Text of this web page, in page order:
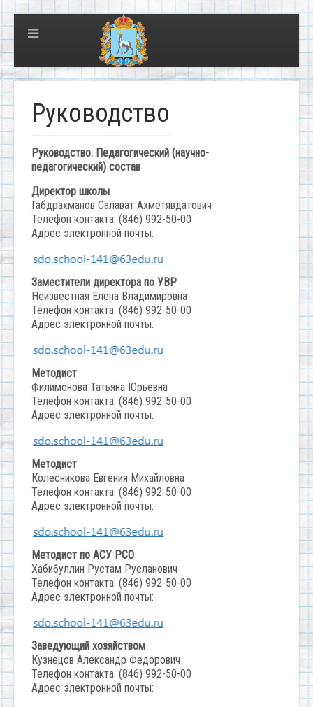
Руководство
Руководство. Педагогический (научно-
педагогический) состав
Директор школы
Габдрахманов Салават Ахметявдатович
Телефон контакта: (846) 992-50-00
Адрес электронной почты:
Заместители директора по УВР
Неизвестная Елена Владимировна
Телефон контакта: (846) 992-50-00
Адрес электронной почты:
Методист
Филимонова Татьяна Юрьевна
Телефон контакта: (846) 992-50-00
Адрес электронной почты:
Методист
Колесникова Евгения Михайловна
Телефон контакта: (846) 992-50-00
Адрес электронной почты:
Методист по АСУ РСО
Хабибуллин Рустам Русланович
Телефон контакта: (846) 992-50-00
Адрес электронной почты:
Заведующий хозяйством
Кузнецов Александр Федорович
Телефон контакта: (846) 992-50-00
Адрес электронной почты: